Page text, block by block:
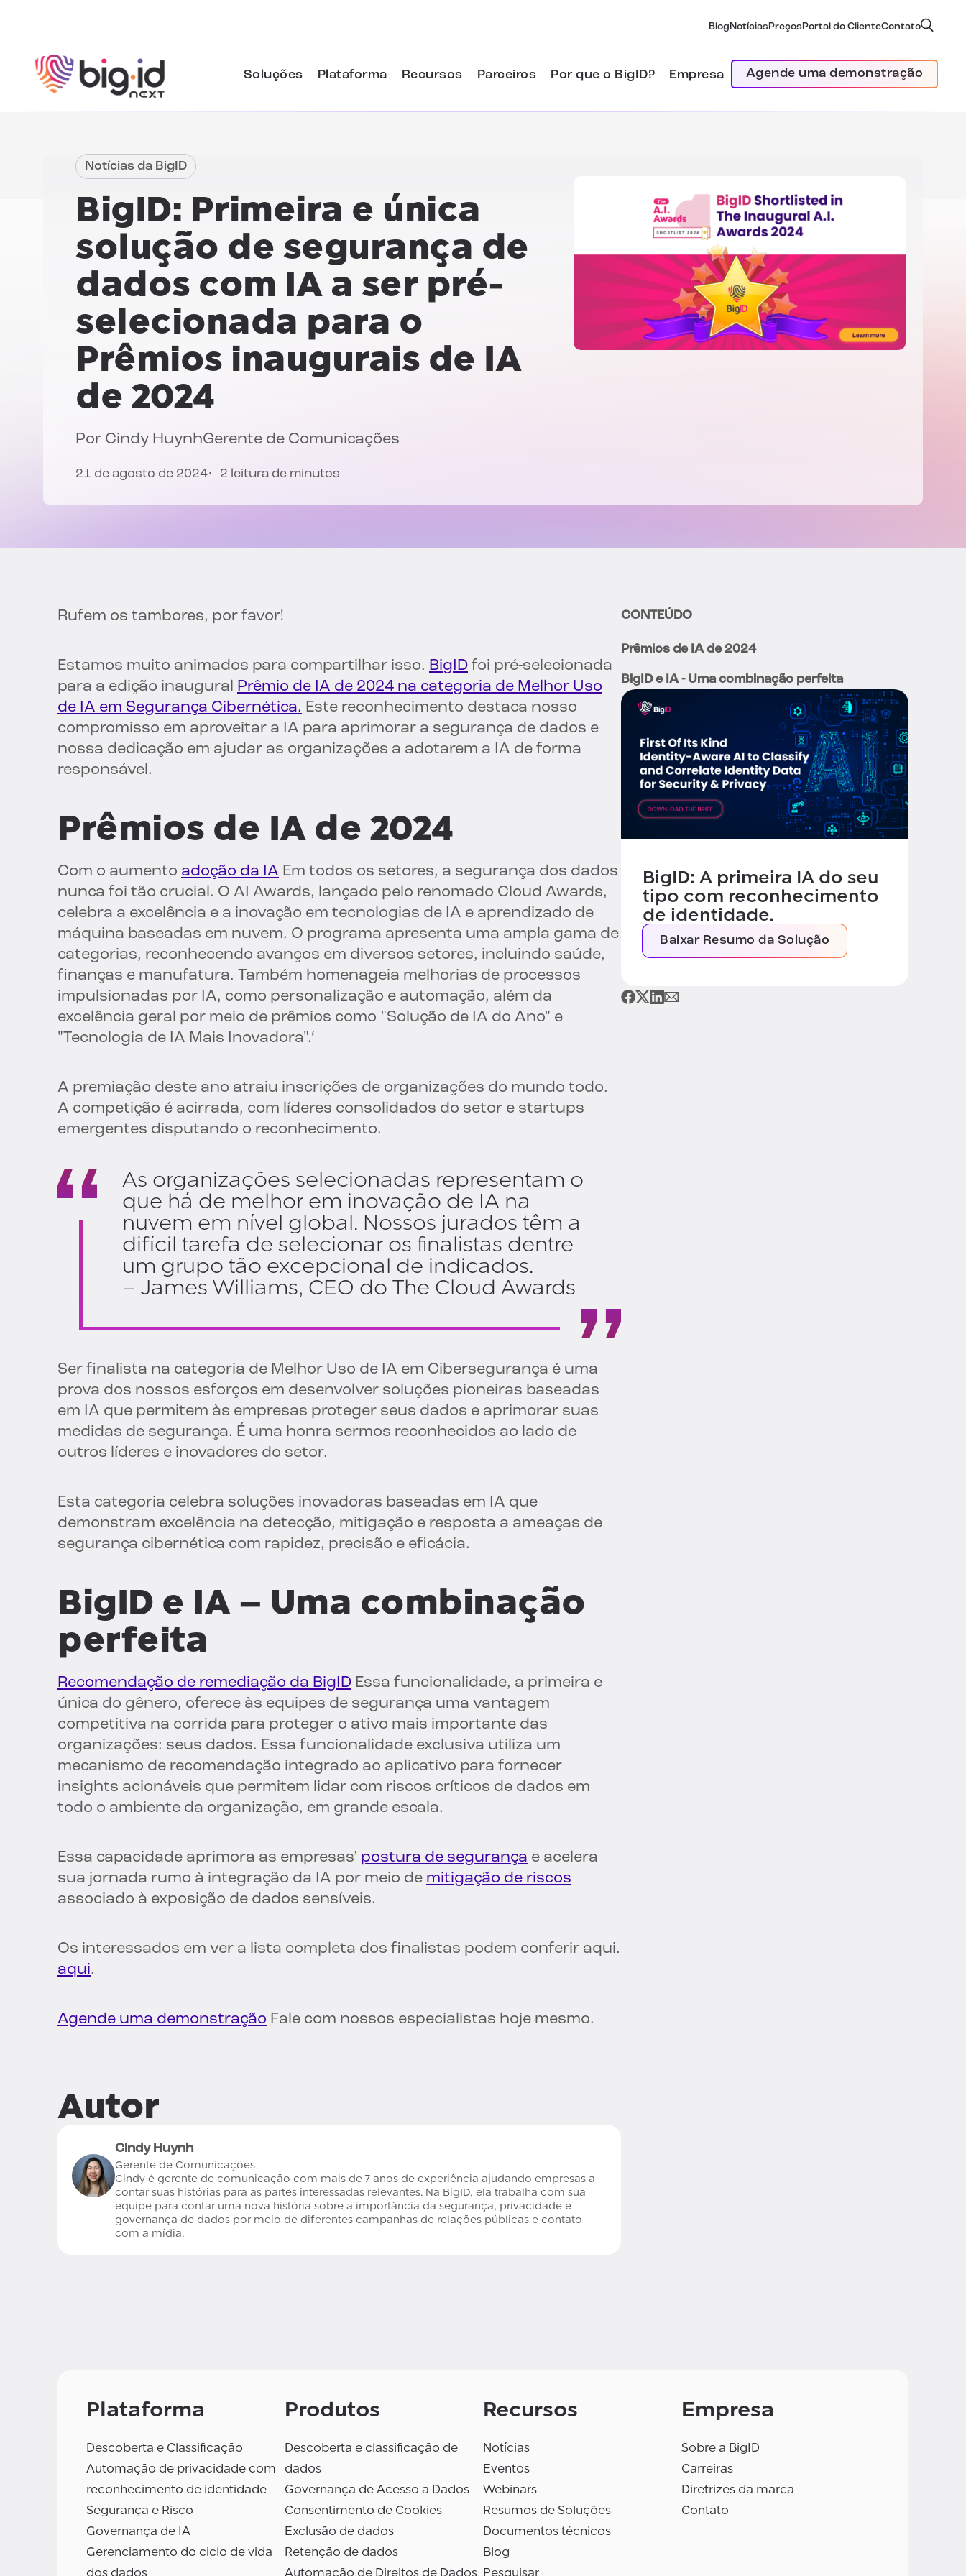
Blog Notícias Preços Portal do ClienteContato
Soluções Plataforma Recursos Parceiros Por que o BigID? Empresa Agende uma demonstração
Notícias da BigID
BigID: Primeira e única
solução de segurança de
dados com IA a ser pré-
selecionada para o
Prêmios inaugurais de IA
de 2024
Por Cindy HuynhGerente de Comunicações
21 de agosto de 2024 2 leitura de minutos
Rufem os tambores, por favor!
Estamos muito animados para compartilhar isso. BigID foi pré-selecionada
para a edição inaugural Prêmio de IA de 2024 na categoria de Melhor Uso
de IA em Segurança Cibernética. Este reconhecimento destaca nosso
compromisso em aproveitar a IA para aprimorar a segurança de dados e
nossa dedicação em ajudar as organizações a adotarem a IA de forma
responsável.
Prêmios de IA de 2024
Com o aumento adoção da IA Em todos os setores, a segurança dos dados
nunca foi tão crucial. O AI Awards, lançado pelo renomado Cloud Awards,
celebra a excelência e a inovação em tecnologias de IA e aprendizado de
máquina baseadas em nuvem. O programa apresenta uma ampla gama de
categorias, reconhecendo avanços em diversos setores, incluindo saúde,
finanças e manufatura. Também homenageia melhorias de processos
impulsionadas por IA, como personalização e automação, além da
excelência geral por meio de prêmios como "Solução de IA do Ano" e
"Tecnologia de IA Mais Inovadora".‘
A premiação deste ano atraiu inscrições de organizações do mundo todo.
A competição é acirrada, com líderes consolidados do setor e startups
emergentes disputando o reconhecimento.
As organizações selecionadas representam o
que há de melhor em inovação de IA na
nuvem em nível global. Nossos jurados têm a
difícil tarefa de selecionar os finalistas dentre
um grupo tão excepcional de indicados.
– James Williams, CEO do The Cloud Awards
Ser finalista na categoria de Melhor Uso de IA em Cibersegurança é uma
prova dos nossos esforços em desenvolver soluções pioneiras baseadas
em IA que permitem às empresas proteger seus dados e aprimorar suas
medidas de segurança. É uma honra sermos reconhecidos ao lado de
outros líderes e inovadores do setor.
Esta categoria celebra soluções inovadoras baseadas em IA que
demonstram excelência na detecção, mitigação e resposta a ameaças de
segurança cibernética com rapidez, precisão e eficácia.
BigID e IA – Uma combinação
perfeita
Recomendação de remediação da BigID Essa funcionalidade, a primeira e
única do gênero, oferece às equipes de segurança uma vantagem
competitiva na corrida para proteger o ativo mais importante das
organizações: seus dados. Essa funcionalidade exclusiva utiliza um
mecanismo de recomendação integrado ao aplicativo para fornecer
insights acionáveis que permitem lidar com riscos críticos de dados em
todo o ambiente da organização, em grande escala.
Essa capacidade aprimora as empresas’ postura de segurança e acelera
sua jornada rumo à integração da IA por meio de mitigação de riscos
associado à exposição de dados sensíveis.
Os interessados em ver a lista completa dos finalistas podem conferir aqui.
aqui.
Agende uma demonstração Fale com nossos especialistas hoje mesmo.
Autor
Cindy Huynh
Gerente de Comunicações
Cindy é gerente de comunicação com mais de 7 anos de experiência ajudando empresas a
contar suas histórias para as partes interessadas relevantes. Na BigID, ela trabalha com sua
equipe para contar uma nova história sobre a importância da segurança, privacidade e
governança de dados por meio de diferentes campanhas de relações públicas e contato
com a mídia.
CONTEÚDO
Prêmios de IA de 2024
BigID e IA - Uma combinação perfeita
BigID: A primeira IA do seu
tipo com reconhecimento
de identidade.
Baixar Resumo da Solução
Plataforma
Descoberta e Classificação
Automação de privacidade com
reconhecimento de identidade
Segurança e Risco
Governança de IA
Gerenciamento do ciclo de vida
dos dados
Produtos
Descoberta e classificação de
dados
Governança de Acesso a Dados
Consentimento de Cookies
Exclusão de dados
Retenção de dados
Automação de Direitos de Dados
Recursos
Notícias
Eventos
Webinars
Resumos de Soluções
Documentos técnicos
Blog
Pesquisar
Empresa
Sobre a BigID
Carreiras
Diretrizes da marca
Contato